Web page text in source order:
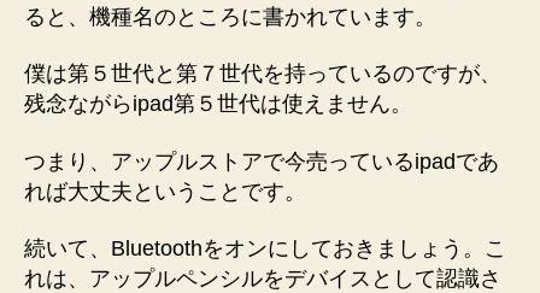
ると、機種名のところに書かれています。
僕は第５世代と第７世代を持っているのですが、
残念ながらipad第５世代は使えません。
つまり、アップルストアで今売っているipadであ
れば大丈夫ということです。
続いて、Bluetoothをオンにしておきましょう。こ
れは、アップルペンシルをデバイスとして認識さ